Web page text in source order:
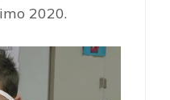
2020.